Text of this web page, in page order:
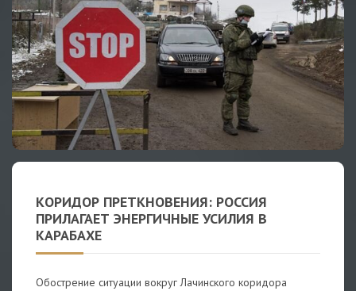
КОРИДОР ПРЕТКНОВЕНИЯ: РОССИЯ
ПРИЛАГАЕТ ЭНЕРГИЧНЫЕ УСИЛИЯ В
КАРАБАХЕ
Обострение ситуации вокруг Лачинского коридора